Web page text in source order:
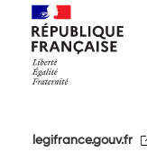
legifrance.gouv.fr